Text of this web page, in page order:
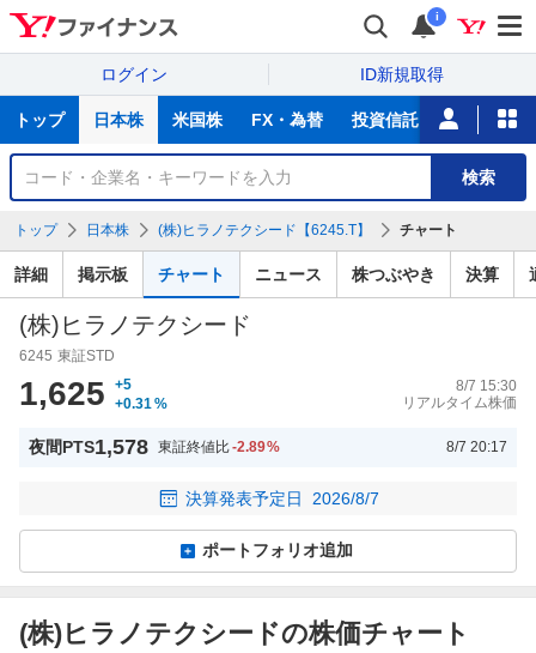
i
ログイン ID新規取得
サ
トップ 日本株 米国株 FX・為替 投資信託 ニュース
銘
検
索
検索
トップ 日本株 (株)ヒラノテクシード【6245.T】 チャート
詳細 掲示板 チャート ニュース 株つぶやき 決算
(株)ヒラノテクシード
6245 東証STD
1,625
+5
+0.31 %
8/7 15:30
リアルタイム株価
夜間PTS1,578 東証終値比-2.89% 8/7 20:17
決算発表予定日 2026/8/7
ポートフォリオ追加
(株)ヒラノテクシードの株価チャート